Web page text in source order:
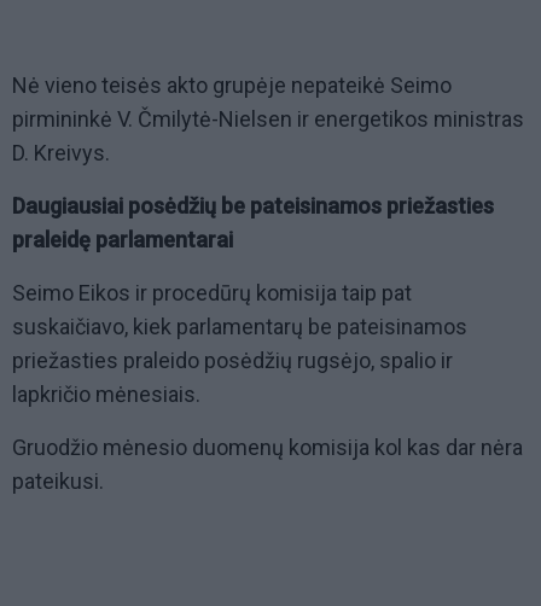
Nė vieno teisės akto grupėje nepateikė Seimo
pirmininkė V. Čmilytė-Nielsen ir energetikos ministras
D. Kreivys.
Daugiausiai posėdžių be pateisinamos priežasties
praleidę parlamentarai
Seimo Eikos ir procedūrų komisija taip pat
suskaičiavo, kiek parlamentarų be pateisinamos
priežasties praleido posėdžių rugsėjo, spalio ir
lapkričio mėnesiais.
Gruodžio mėnesio duomenų komisija kol kas dar nėra
pateikusi.